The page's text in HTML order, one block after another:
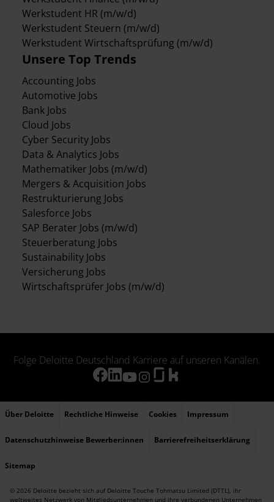
Werkstudent HR (m/w/d)
Werkstudent Steuern (m/w/d)
Werkstudent Wirtschaftsprüfung (m/w/d)
Unsere Top Trends
Accounting Jobs
Automotive Jobs
Bank Jobs
Cloud Jobs
Cyber Security Jobs
Data & Analytics Jobs
Mathematiker Jobs (m/w/d)
Mergers & Acquisition Jobs
Restrukturierung Jobs
Salesforce Jobs
SAP Berater Jobs (m/w/d)
Steuerberatung Jobs
Sustainability Jobs
Versicherung Jobs
Wirtschaftsprüfer Jobs (m/w/d)
Folge Deloitte Deutschland Karriere auf unseren Kanälen.
Über Deloitte Rechtliche Hinweise Cookies Impressum
Datenschutzhinweise Bewerber:innen Barrierefreiheitserklärung
Sitemap
© 2026 Deloitte bezieht sich auf Deloitte Touche Tohmatsu Limited (DTTL), ihr
weltweites Netzwerk von Mitgliedsunternehmen und ihre verbundenen Unternehmen